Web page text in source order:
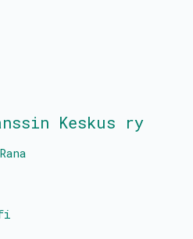
festivaali
Rana
Keskus ry